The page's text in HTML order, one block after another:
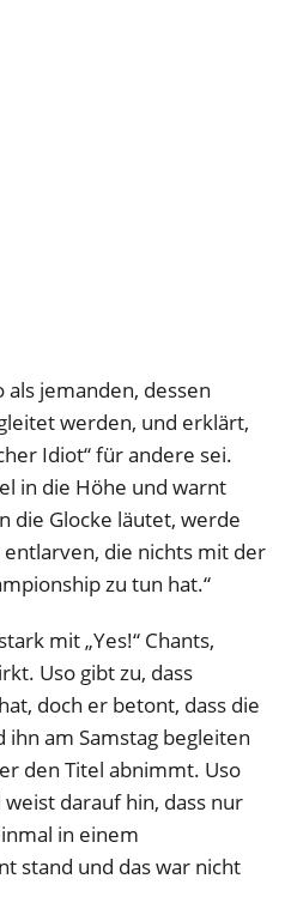
jemanden, dessen
werden, und erklärt,
Idiot“ für andere sei.
in die Höhe und warnt
die Glocke läutet, werde
entlarven, die nichts mit der
zu tun hat.“
mit „Yes!“ Chants,
Uso gibt zu, dass
doch er betont, dass die
ihn am Samstag begleiten
den Titel abnimmt. Uso
darauf hin, dass nur
in einem
stand und das war nicht